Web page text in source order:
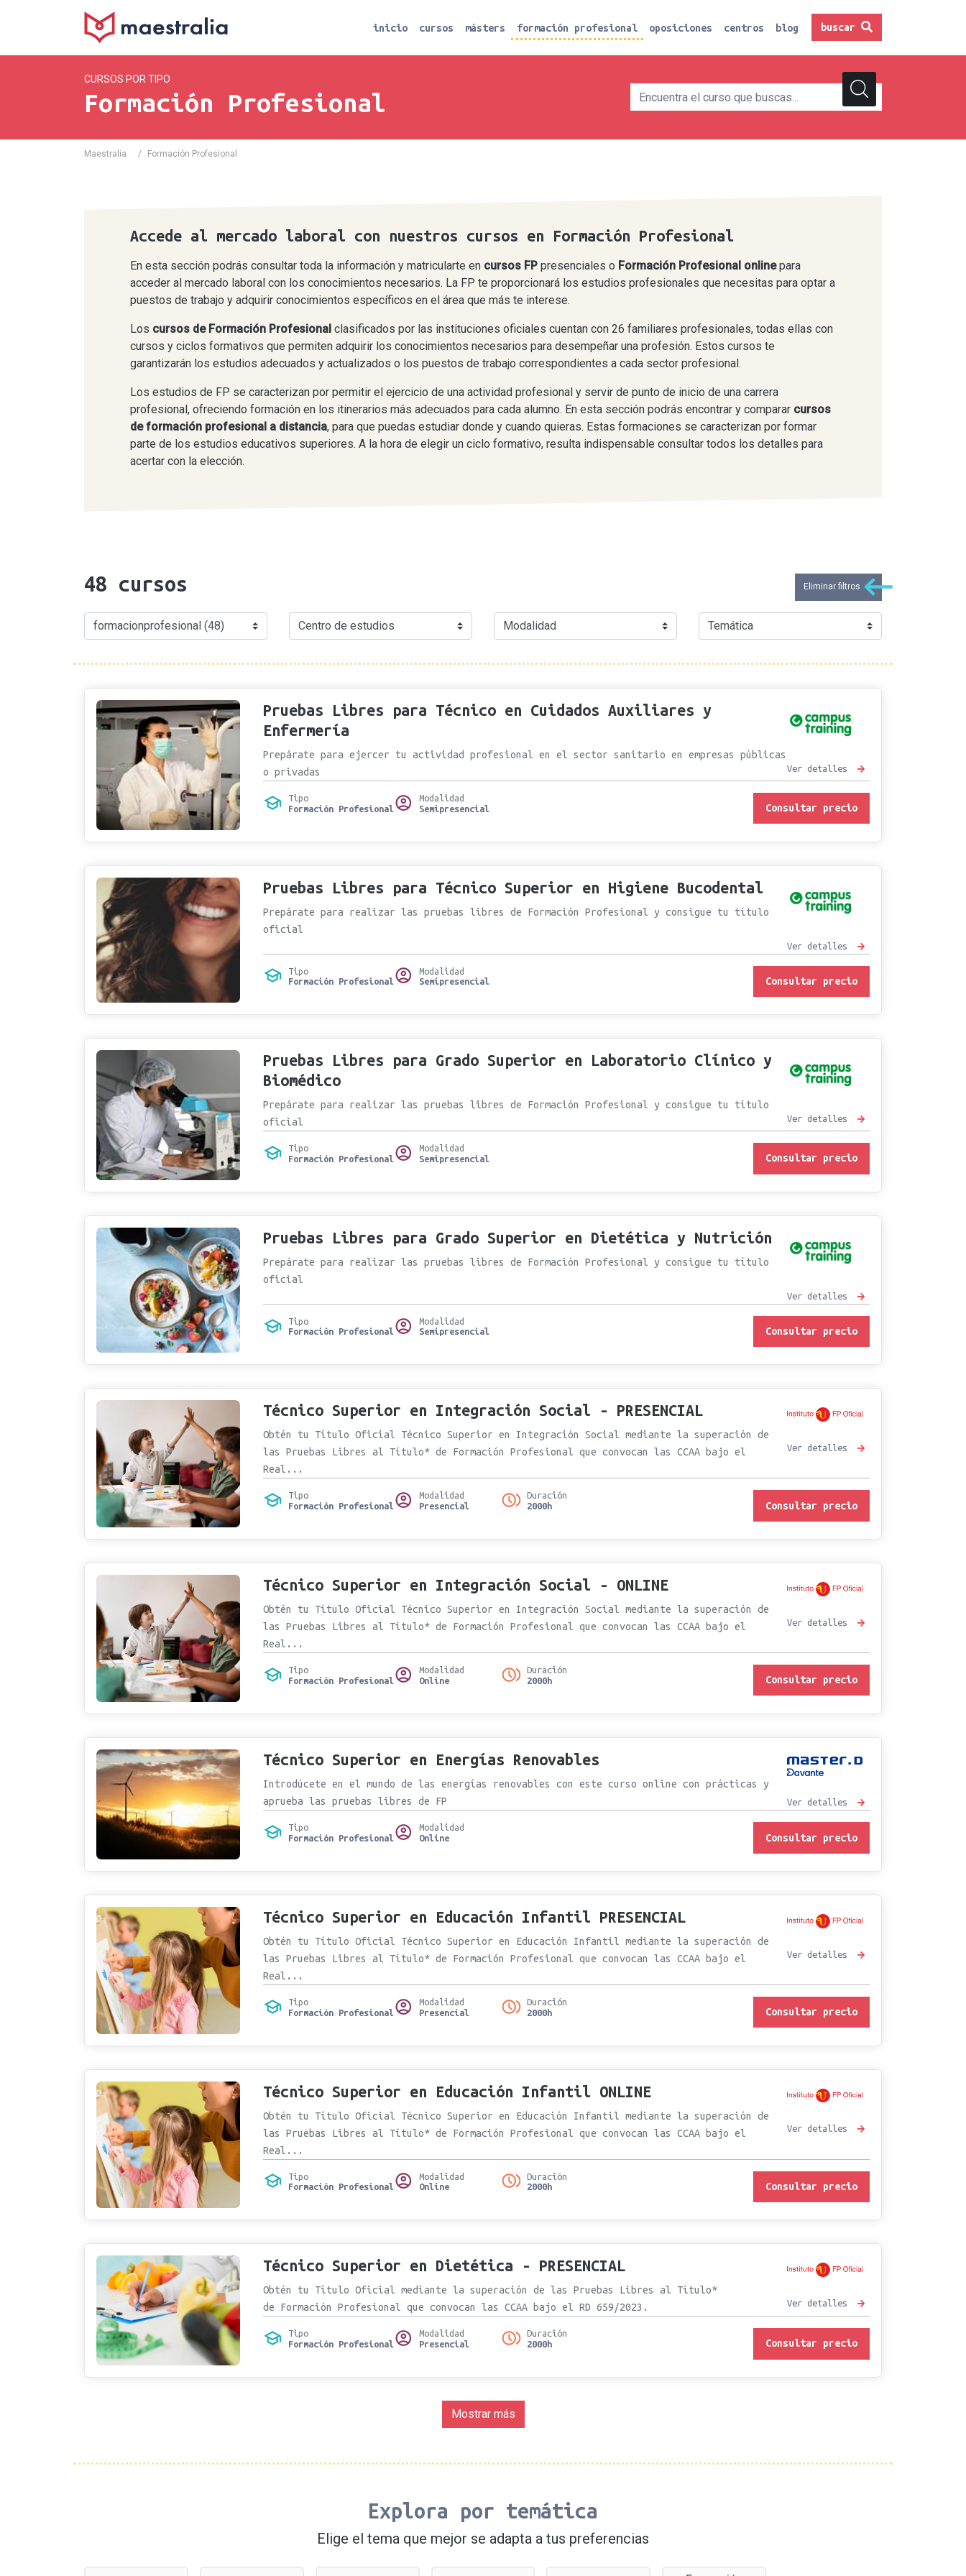
inicio cursos másters formación profesional oposiciones centros blog buscar
CURSOS POR TIPO
Formación Profesional
Maestralia / Formación Profesional
Accede al mercado laboral con nuestros cursos en Formación Profesional
En esta sección podrás consultar toda la información y matricularte en cursos FP presenciales o Formación Profesional onlinepara
acceder al mercado laboral con los conocimientos necesarios. La FP te proporcionará los estudios profesionales que necesitas para optar a
puestos de trabajo y adquirir conocimientos específicos en el área que más te interese.
Los cursos de Formación Profesional clasificados por las instituciones oficiales cuentan con 26 familiares profesionales, todas ellas con
cursos y ciclos formativos que permiten adquirir los conocimientos necesarios para desempeñar una profesión. Estos cursos te
garantizarán los estudios adecuados y actualizados o los puestos de trabajo correspondientes a cada sector profesional.
Los estudios de FP se caracterizan por permitir el ejercicio de una actividad profesional y servir de punto de inicio de una carrera
profesional, ofreciendo formación en los itinerarios más adecuados para cada alumno. En esta sección podrás encontrar y comparar cursos
de formación profesional a distancia, para que puedas estudiar donde y cuando quieras. Estas formaciones se caracterizan por formar
parte de los estudios educativos superiores. A la hora de elegir un ciclo formativo, resulta indispensable consultar todos los detalles para
acertar con la elección.
48 cursos Eliminar filtros
Pruebas Libres para Técnico en Cuidados Auxiliares y
Enfermería
Prepárate para ejercer tu actividad profesional en el sector sanitario en empresas públicas
o privadas
Ver detalles
Tipo
Formación Profesional
Modalidad
Semipresencial
Consultar precio
Pruebas Libres para Técnico Superior en Higiene Bucodental
Prepárate para realizar las pruebas libres de Formación Profesional y consigue tu título
oficial
Ver detalles
Tipo
Formación Profesional
Modalidad
Semipresencial
Consultar precio
Pruebas Libres para Grado Superior en Laboratorio Clínico y
Biomédico
Prepárate para realizar las pruebas libres de Formación Profesional y consigue tu título
oficial
Ver detalles
Tipo
Formación Profesional
Modalidad
Semipresencial
Consultar precio
Pruebas Libres para Grado Superior en Dietética y Nutrición
Prepárate para realizar las pruebas libres de Formación Profesional y consigue tu título
oficial
Ver detalles
Tipo
Formación Profesional
Modalidad
Semipresencial
Consultar precio
Técnico Superior en Integración Social - PRESENCIAL
Obtén tu Título Oficial Técnico Superior en Integración Social mediante la superación de
las Pruebas Libres al Título* de Formación Profesional que convocan las CCAA bajo el
Real...
Ver detalles
Tipo
Formación Profesional
Modalidad
Presencial
Duración
2000h
Consultar precio
Técnico Superior en Integración Social - ONLINE
Obtén tu Título Oficial Técnico Superior en Integración Social mediante la superación de
las Pruebas Libres al Título* de Formación Profesional que convocan las CCAA bajo el
Real...
Ver detalles
Tipo
Formación Profesional
Modalidad
Online
Duración
2000h
Consultar precio
Técnico Superior en Energías Renovables
Introdúcete en el mundo de las energías renovables con este curso online con prácticas y
aprueba las pruebas libres de FP
Ver detalles
Tipo
Formación Profesional
Modalidad
Online
Consultar precio
Técnico Superior en Educación Infantil PRESENCIAL
Obtén tu Título Oficial Técnico Superior en Educación Infantil mediante la superación de
las Pruebas Libres al Título* de Formación Profesional que convocan las CCAA bajo el
Real...
Ver detalles
Tipo
Formación Profesional
Modalidad
Presencial
Duración
2000h
Consultar precio
Técnico Superior en Educación Infantil ONLINE
Obtén tu Título Oficial Técnico Superior en Educación Infantil mediante la superación de
las Pruebas Libres al Título* de Formación Profesional que convocan las CCAA bajo el
Real...
Ver detalles
Tipo
Formación Profesional
Modalidad
Online
Duración
2000h
Consultar precio
Técnico Superior en Dietética - PRESENCIAL
Obtén tu Título Oficial mediante la superación de las Pruebas Libres al Título*
de Formación Profesional que convocan las CCAA bajo el RD 659/2023.
Ver detalles
Tipo
Formación Profesional
Modalidad
Presencial
Duración
2000h
Consultar precio
Mostrar más
Explora por temática
Elige el tema que mejor se adapta a tus preferencias